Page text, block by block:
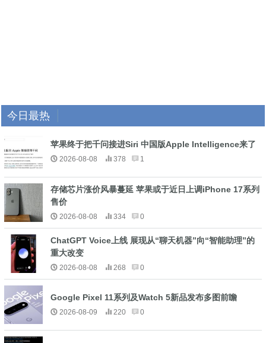
今日最热
苹果终于把千问接进Siri 中国版Apple Intelligence来了
2026-08-08 378 1
存储芯片涨价风暴蔓延 苹果或于近日上调iPhone 17系列
售价
2026-08-08 334 0
ChatGPT Voice上线 展现从“聊天机器”向“智能助理”的
重大改变
2026-08-08 268 0
Google Pixel 11系列及Watch 5新品发布多图前瞻
2026-08-09 220 0